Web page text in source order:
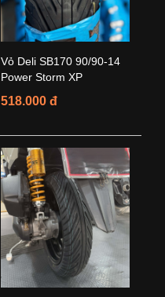
Vỏ Deli SB170 90/90-14
Power Storm XP
518.000 đ